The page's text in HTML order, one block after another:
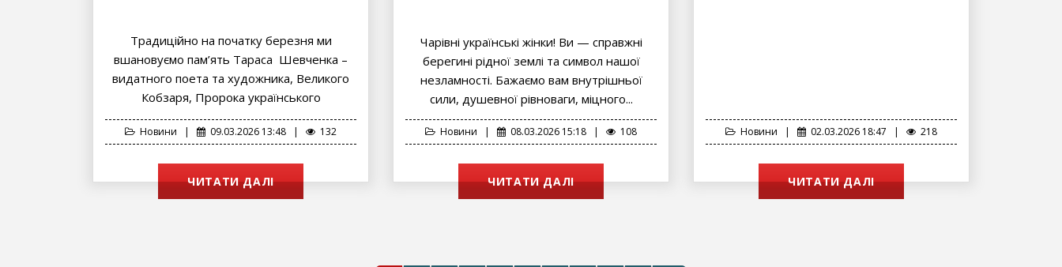
Традиційно на початку березня ми
вшановуємо пам’ять Тараса Шевченка –
видатного поета та художника, Великого
Кобзаря, Пророка українського
народу.Шевченко залишив...
Новини | 09.03.2026 13:48 | 132
ЧИТАТИ ДАЛІ
Чарівні українські жінки! Ви — справжні
берегині рідної землі та символ нашої
незламності. Бажаємо вам внутрішньої
сили, душевної рівноваги, міцного...
Новини | 08.03.2026 15:18 | 108
ЧИТАТИ ДАЛІ
Новини | 02.03.2026 18:47 | 218
ЧИТАТИ ДАЛІ